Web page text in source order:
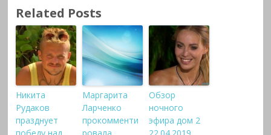
Related Posts
Никита
Рудаков
празднует
Маргарита
Ларченко
прокомменти
Обзор
ночного
эфира дом 2